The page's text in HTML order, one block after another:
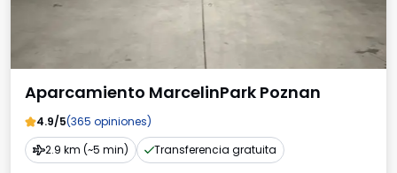
Aparcamiento MarcelinPark Poznan
4.9/5(365 opiniones)
2.9 km (~5 min)
Transferencia gratuita